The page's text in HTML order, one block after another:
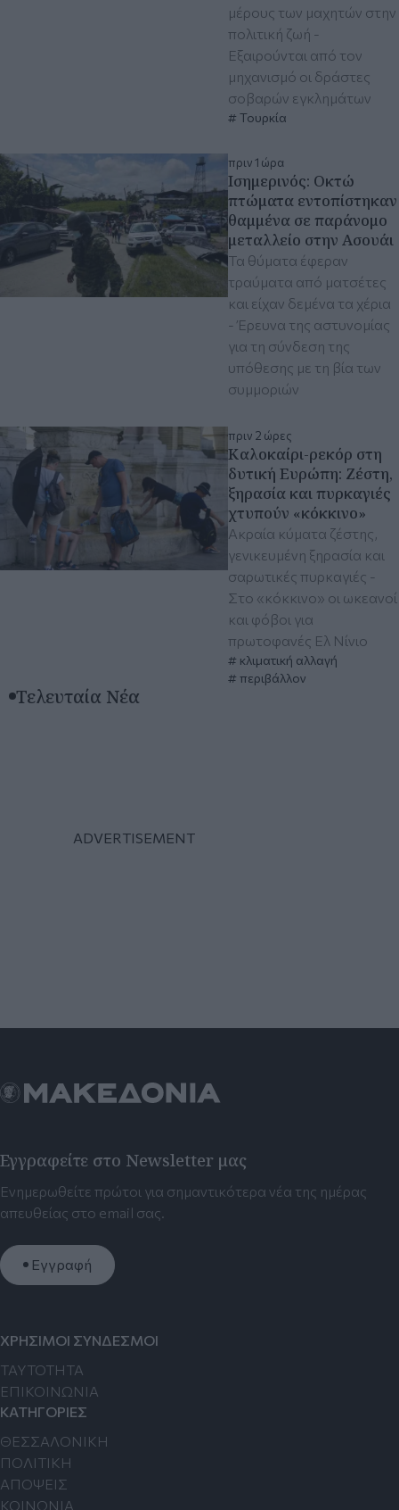
μέρους των μαχητών στην
πολιτική ζωή -
Εξαιρούνται από τον
μηχανισμό οι δράστες
σοβαρών εγκλημάτων
Τουρκία
πριν 1 ώρα
Ισημερινός: Οκτώ
πτώματα εντοπίστηκαν
θαμμένα σε παράνομο
μεταλλείο στην Ασουάι
Τα θύματα έφεραν
τραύματα από ματσέτες
και είχαν δεμένα τα χέρια
- Έρευνα της αστυνομίας
για τη σύνδεση της
υπόθεσης με τη βία των
συμμοριών
πριν 2 ώρες
Καλοκαίρι-ρεκόρ στη
δυτική Ευρώπη: Ζέστη,
ξηρασία και πυρκαγιές
χτυπούν «κόκκινο»
Ακραία κύματα ζέστης,
γενικευμένη ξηρασία και
σαρωτικές πυρκαγιές -
Στο «κόκκινο» οι ωκεανοί
και φόβοι για
πρωτοφανές Ελ Νίνιο
κλιματική αλλαγή
περιβάλλον
Τελευταία Νέα
Εγγραφείτε στο Newsletter μας
Ενημερωθείτε πρώτοι για σημαντικότερα νέα της ημέρας
απευθείας στο email σας.
Εγγραφή
ΧΡΗΣΙΜΟΙ ΣΥΝΔΕΣΜΟΙ
TAYTOTHTA
ΕΠΙΚΟΙΝΩΝΙΑ
ΚΑΤΗΓΟΡΙΕΣ
ΘΕΣΣΑΛΟΝΙΚΗ
ΠΟΛΙΤΙΚΗ
ΑΠΟΨΕΙΣ
ΚΟΙΝΩΝΙΑ